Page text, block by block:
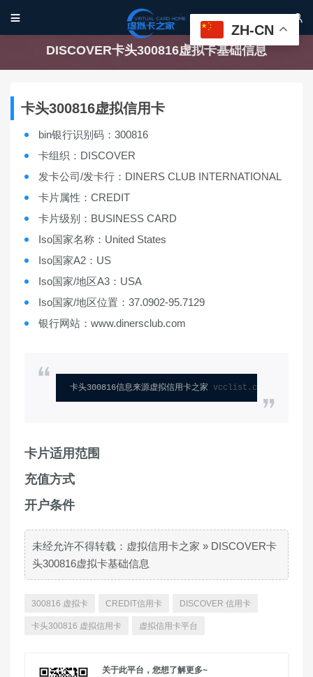
 
DISCOVER卡头300816虚拟卡基础信息
卡头300816虚拟信用卡
bin银行识别码：300816
卡组织：DISCOVER
发卡公司/发卡行：DINERS CLUB INTERNATIONAL
卡片属性：CREDIT
卡片级别：BUSINESS CARD
Iso国家名称：United States
Iso国家A2：US
Iso国家/地区A3：USA
Iso国家/地区位置：37.0902-95.7129
银行网站：www.dinersclub.com
卡头300816信息来源虚拟信用卡之家 vcclist.com
卡片适用范围
充值方式
开户条件
未经允许不得转载： 虚拟信用卡之家 » DISCOVER卡
头300816虚拟卡基础信息
300816 虚拟卡 CREDIT信用卡 DISCOVER 信用卡
卡头300816 虚拟信用卡 虚拟信用卡平台
关于此平台，您想了解更多~
ZH-CN